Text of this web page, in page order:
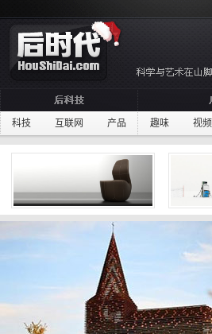
科技 互联网 产品 趣味 视频